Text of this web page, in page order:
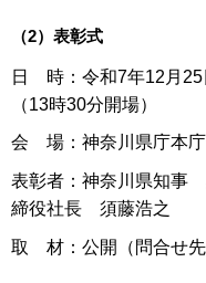
（2）表彰式
日 時：令和7年12月25
（13時30分開場）
会 場：神奈川県庁本
表彰者：神奈川県知事
締役社長 須藤浩之
取 材：公開（問合せ先